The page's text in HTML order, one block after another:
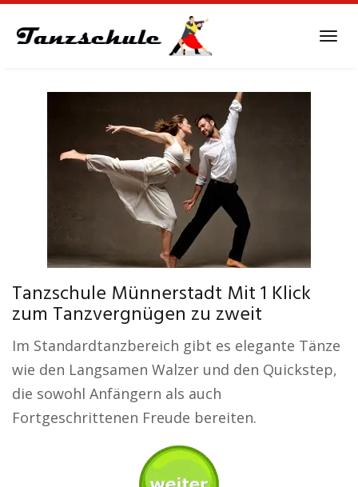
Tanzschule Münnerstadt Mit 1 Klick
zum Tanzvergnügen zu zweit
Im Standardtanzbereich gibt es elegante Tänze
wie den Langsamen Walzer und den Quickstep,
die sowohl Anfängern als auch
Fortgeschrittenen Freude bereiten.